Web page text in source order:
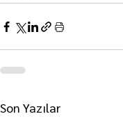
Son Yazılar